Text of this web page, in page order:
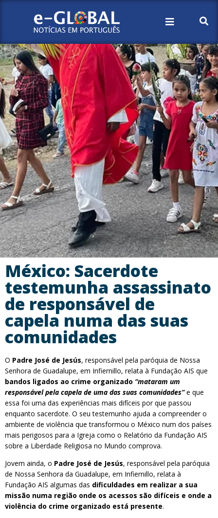
México: Sacerdote
testemunha assassinato
de responsável de
capela numa das suas
comunidades
O Padre José de Jesús, responsável pela paróquia de Nossa
Senhora de Guadalupe, em Infiernillo, relata à Fundação AIS que
bandos ligados ao crime organizado “mataram um
responsável pela capela de uma das suas comunidades”e que
essa foi uma das experiências mais difíceis por que passou
enquanto sacerdote. O seu testemunho ajuda a compreender o
ambiente de violência que transformou o México num dos países
mais perigosos para a Igreja como o Relatório da Fundação AIS
sobre a Liberdade Religiosa no Mundo comprova.
Jovem ainda, o Padre José de Jesús, responsável pela paróquia
de Nossa Senhora da Guadalupe, em Infiernillo, relata à
Fundação AIS algumas das dificuldades em realizar a sua
missão numa região onde os acessos são difíceis e onde a
violência do crime organizado está presente.